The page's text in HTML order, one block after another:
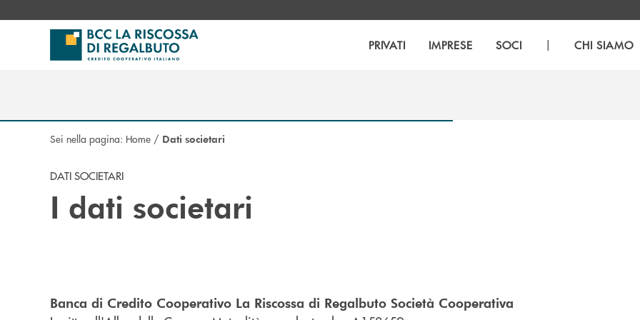
PRIVATI IMPRESE SOCI | CHI SIAMO
Sei nella pagina: Home / Dati societari
DATI SOCIETARI
I dati societari
Banca di Credito Cooperativo La Riscossa di Regalbuto Società Cooperativa